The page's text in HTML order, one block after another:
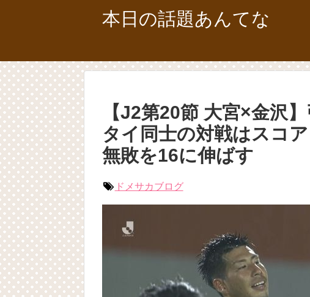
本日の話題あんてな
【J2第20節 大宮×金沢
タイ同士の対戦はスコ
無敗を16に伸ばす
ドメサカブログ